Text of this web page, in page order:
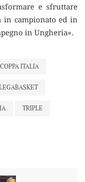
e sfruttare
in campionato ed in
in Ungheria».
COPPA ITALIA
TRIPLE